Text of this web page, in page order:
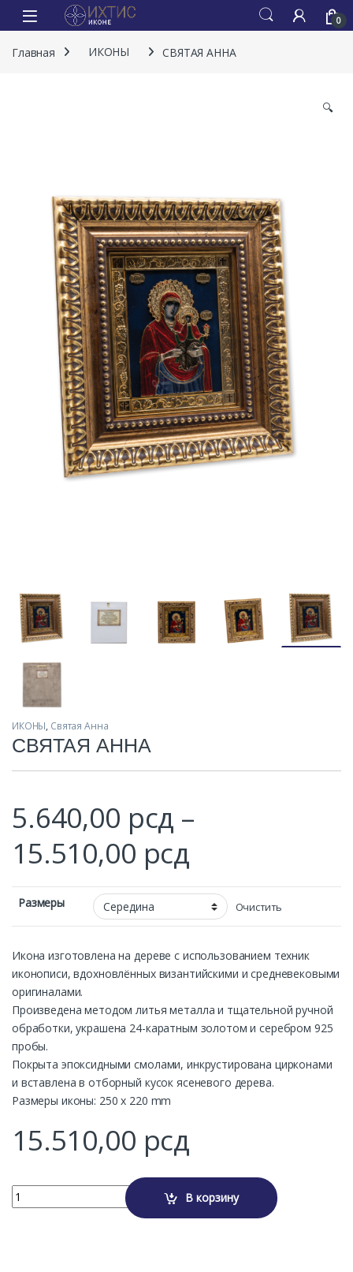
0
Главная ИКОНЫ СВЯТАЯ АННА
🔍
ИКОНЫ, Святая Анна
СВЯТАЯ АННА
5.640,00 рсд –
15.510,00 рсд
Размеры Очистить
Икона изготовлена на дереве с использованием техник
иконописи, вдохновлённых византийскими и средневековыми
оригиналами.
Произведена методом литья металла и тщательной ручной
обработки, украшена 24-каратным золотом и серебром 925
пробы.
Покрыта эпоксидными смолами, инкрустирована цирконами
и вставлена в отборный кусок ясеневого дерева.
Размеры иконы: 250 x 220 mm
15.510,00 рсд
СВЯТАЯ АННА quantity В корзину